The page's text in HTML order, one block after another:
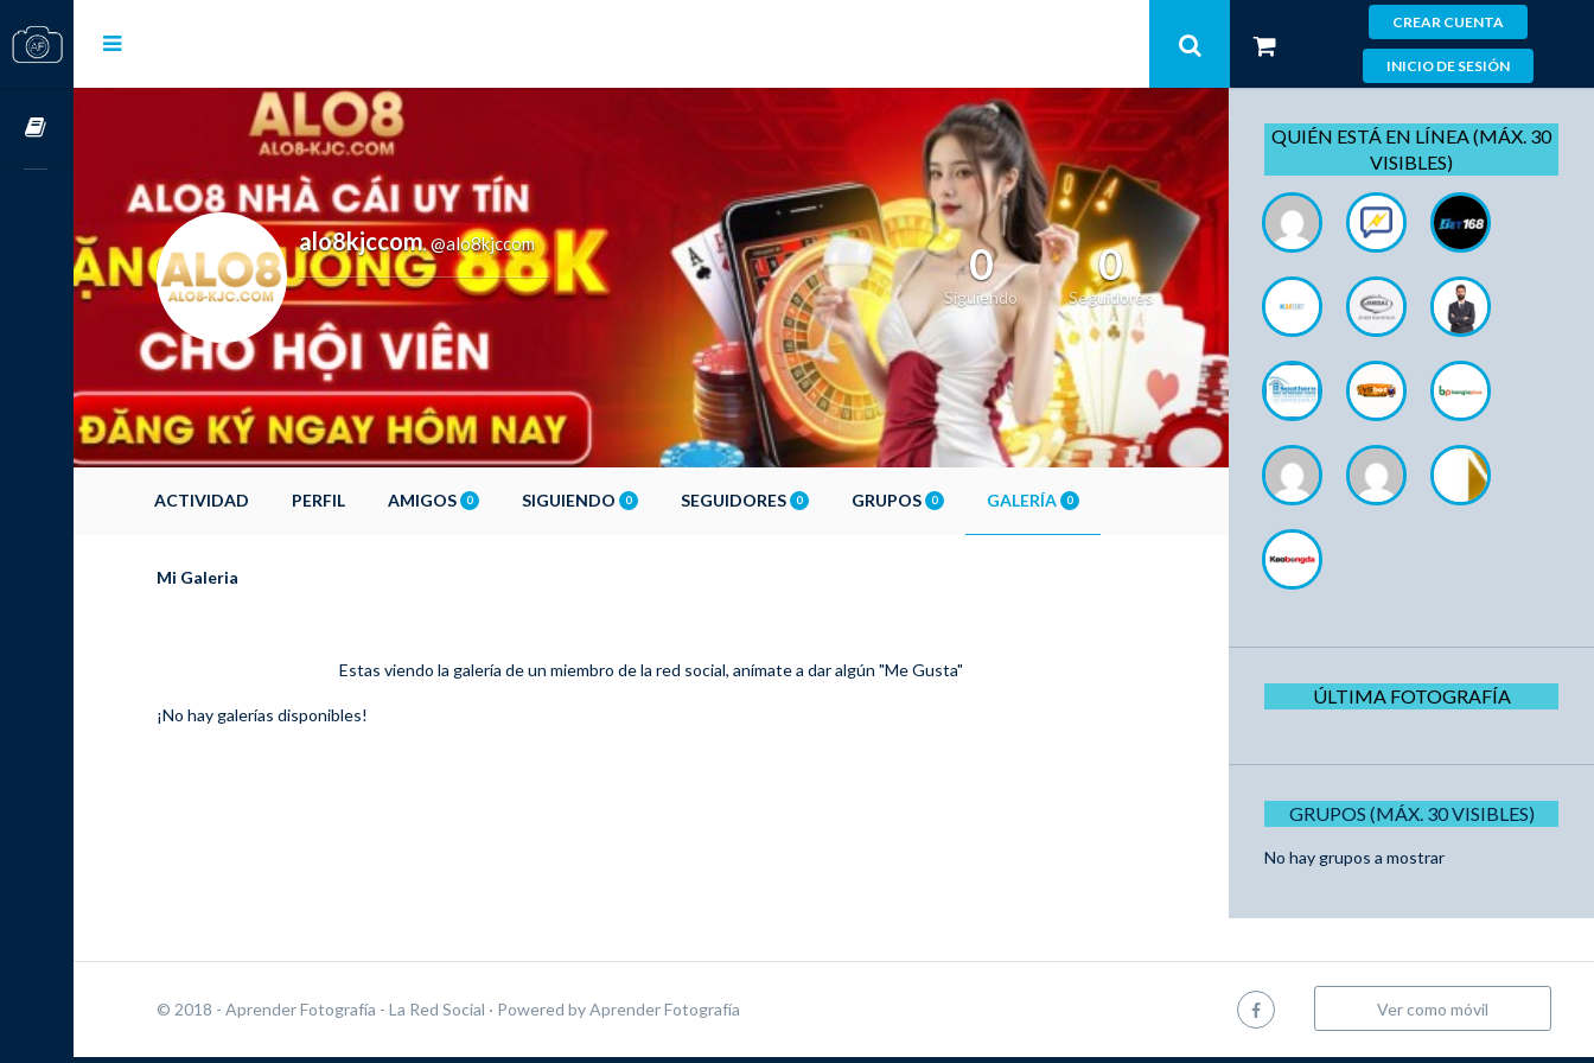
CREAR CUENTA
INICIO DE SESIÓN
alo8kjccom,@alo8kjccom 0
Siguiendo
0
Seguidores
ACTIVIDAD PERFIL AMIGOS 0 SIGUIENDO 0 SEGUIDORES 0 GRUPOS 0 GALERÍA 0
Mi Galeria
Estas viendo la galería de un miembro de la red social, anímate a dar algún "Me Gusta"
¡No hay galerías disponibles!
QUIÉN ESTÁ EN LÍNEA (MÁX. 30
VISIBLES)
ÚLTIMA FOTOGRAFÍA
GRUPOS (MÁX. 30 VISIBLES)
No hay grupos a mostrar
© 2018 - Aprender Fotografía - La Red Social · Powered byAprender Fotografía